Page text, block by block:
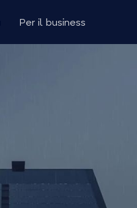
Per il business